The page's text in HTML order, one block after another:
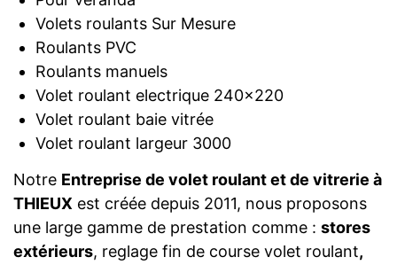
Volets roulants Sur Mesure
Roulants PVC
Roulants manuels
Volet roulant electrique 240×220
Volet roulant baie vitrée
Volet roulant largeur 3000
Notre Entreprise de volet roulant et de vitrerie à
THIEUX est créée depuis 2011, nous proposons
une large gamme de prestation comme : stores
extérieurs, reglage fin de course volet roulant,